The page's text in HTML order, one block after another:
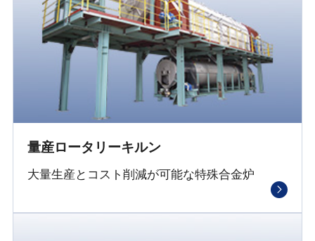
量産ロータリーキルン
大量生産とコスト削減が可能な特殊合金炉